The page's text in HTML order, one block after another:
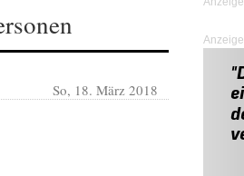
So, 18. März 2018
Anzeige